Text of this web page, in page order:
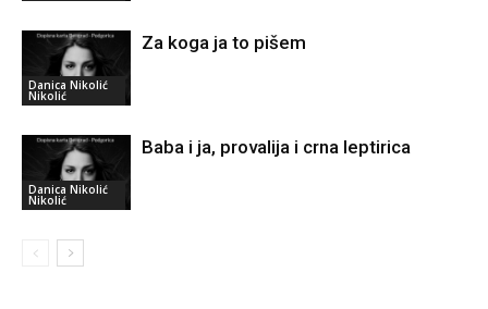
Danica Nikolić
Nikolić
Za koga ja to pišem
Danica Nikolić
Nikolić
Baba i ja, provalija i crna leptirica